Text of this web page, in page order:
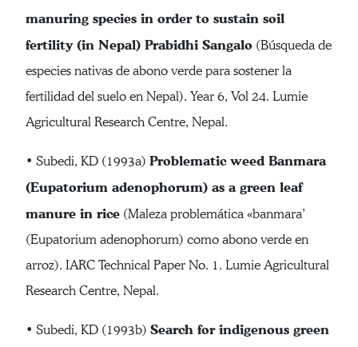
manuring species in order to sustain soil
fertility (in Nepal) Prabidhi Sangalo (Búsqueda de
especies nativas de abono verde para sostener la
fertilidad del suelo en Nepal). Year 6, Vol 24. Lumie
Agricultural Research Centre, Nepal.
• Subedi, KD (1993a) Problematic weed Banmara
(Eupatorium adenophorum) as a green leaf
manure in rice (Maleza problemática «banmara’
(Eupatorium adenophorum) como abono verde en
arroz). IARC Technical Paper No. 1. Lumie Agricultural
Research Centre, Nepal.
• Subedi, KD (1993b) Search for indigenous green